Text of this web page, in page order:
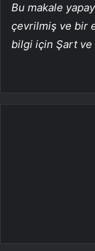
Bu makale
çevrilmiş ve bir
bilgi için Şart ve